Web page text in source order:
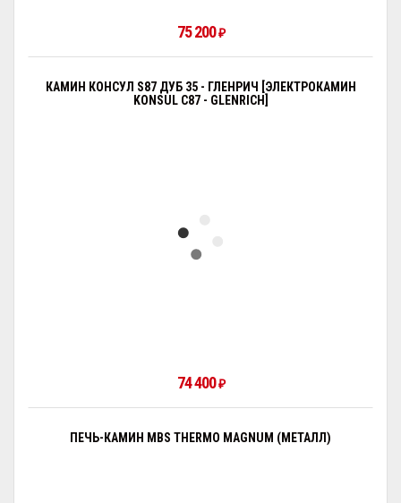
75 200₽
КАМИН КОНСУЛ S87 ДУБ 35 - ГЛЕНРИЧ [ЭЛЕКТРОКАМИН
KONSUL С87 - GLENRICH]
74 400₽
ПЕЧЬ-КАМИН MBS THERMO MAGNUM (МЕТАЛЛ)